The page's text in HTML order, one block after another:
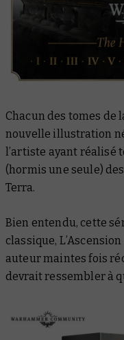
Chacun des tomes de
nouvelle illustration
l’artiste ayant réalisé
(hormis une seule)
Terra.
Bien entendu, cette
classique, L’Ascension
auteur maintes fois
devrait ressembler à